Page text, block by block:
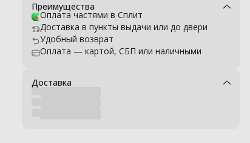
Преимущества
Оплата частями в Сплит
Доставка в пункты выдачи или до двери
Удобный возврат
Оплата — картой, СБП или наличными
Доставка